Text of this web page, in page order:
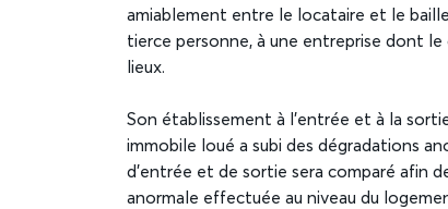
amiablement entre le locataire et le
tierce personne, à une entreprise dont
lieux.
Son établissement à l’entrée et à la
immobile loué a subi des dégradations
d’entrée et de sortie sera comparé afin
anormale effectuée au niveau du